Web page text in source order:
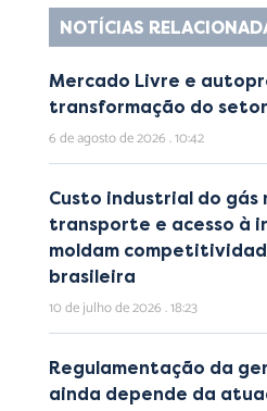
NOTÍCIAS
Mercado Livre e
transformação do
6 de agosto de 2026 10:42
Custo industrial do
transporte e acesso à
moldam
brasileira
10 de julho de 2026 18:23
Regulamentação da
ainda depende da